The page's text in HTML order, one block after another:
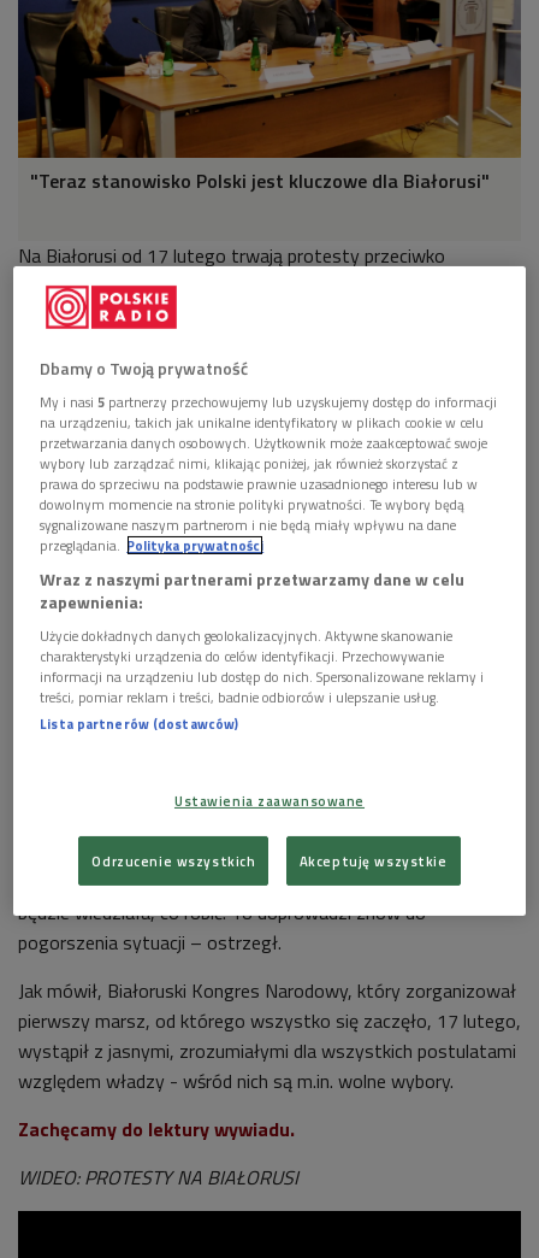
"Teraz stanowisko Polski jest kluczowe dla Białorusi"
Na Białorusi od 17 lutego trwają protesty przeciwko
prezydenckiemu dekretowi nr 3, który wprowadza podatek dla
osób, które nie przepracowały 183 dni w roku. Demonstrujący
zmian i uczciwych wyborów.
Andrej Sannikau, były wiceszef białoruskiej dyplomacji, były
więzień polityczny, lider kampanii społecznej Europejska
Białoruś, powiedział, że Białoruski Kongres Narodowy,
reprezentujący białoruską opozycję demokratyczna, jest za
scenariuszem pokojowego rozwiązania obecnej sytuacji. -
Kongres opozycji jest za skłonieniem władzy do rozmów i
prawdziwymi wyborami, z udziałem sił opozycyjnych, pod
międzynarodową kontrolą – podkreślił.
Niestety, jak zaznaczył, możliwe są również inne scenariusze,
w tym wmieszanie się w konflikt Rosji czy wybuch społeczny
zainspiruje do tego Białorusi.
Andrej Sannikau apelował też, by ostro reagować na represje
– by nie eskalowały one jeszcze bardziej. – Europa znów nie
będzie wiedziała, co robić. To doprowadzi znów do
pogorszenia sytuacji – ostrzegł.
Jak mówił, Białoruski Kongres Narodowy, który zorganizował
pierwszy marsz, od którego wszystko się zaczęło, 17 lutego,
wystąpił z jasnymi, zrozumiałymi dla wszystkich postulatami
względem władzy - wśród nich są m.in. wolne wybory.
Zachęcamy do lektury wywiadu.
WIDEO: PROTESTY NA BIAŁORUSI
Dbamy o Twoją prywatność
My i nasi5 partnerzy przechowujemy lub uzyskujemy dostęp do informacji
na urządzeniu, takich jak unikalne identyfikatory w plikach cookie w celu
przetwarzania danych osobowych. Użytkownik może zaakceptować swoje
wybory lub zarządzać nimi, klikając poniżej, jak również skorzystać z
prawa do sprzeciwu na podstawie prawnie uzasadnionego interesu lub w
dowolnym momencie na stronie polityki prywatności. Te wybory będą
sygnalizowane naszym partnerom i nie będą miały wpływu na dane
przeglądania. Polityka prywatności
Wraz z naszymi partnerami przetwarzamy dane w celu
zapewnienia:
Użycie dokładnych danych geolokalizacyjnych. Aktywne skanowanie
charakterystyki urządzenia do celów identyfikacji. Przechowywanie
informacji na urządzeniu lub dostęp do nich. Spersonalizowane reklamy i
treści, pomiar reklam i treści, badnie odbiorców i ulepszanie usług.
Lista partnerów (dostawców)
Ustawienia zaawansowane
Odrzucenie wszystkich Akceptuję wszystkie